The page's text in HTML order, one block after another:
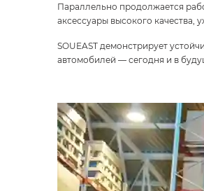
Параллельно продолжается
аксессуары высокого качества,
SOUEAST демонстрирует
автомобилей — сегодня и в